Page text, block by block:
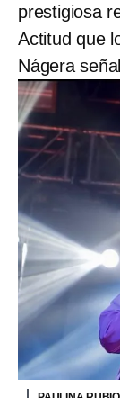
prestigiosa
Actitud que
Nágera